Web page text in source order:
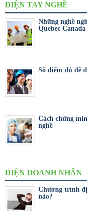
DIỆN TAY NGHỀ
Những nghề
Quebec Canada
Số điểm đủ để
Cách chứng
nghề
DIỆN DOANH NHÂN
Chương trình
nào?